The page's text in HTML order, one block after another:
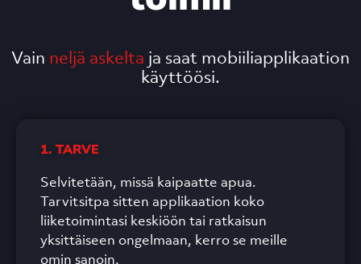
Vain neljä askelta ja saat mobiiliapplikaation
käyttöösi.
1. TARVE
Selvitetään, missä kaipaatte apua.
Tarvitsitpa sitten applikaation koko
liiketoimintasi keskiöön tai ratkaisun
yksittäiseen ongelmaan, kerro se meille
omin sanoin.